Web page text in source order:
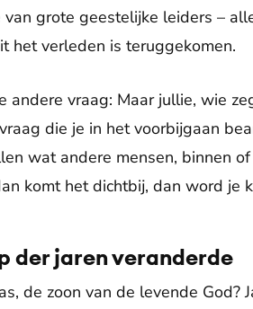
grote geestelijke leiders –
het verleden is teruggekomen.
andere vraag: Maar jullie, wie
die je in het voorbijgaan
wat andere mensen, binnen
komt het dichtbij, dan word je
der jaren veranderde
de zoon van de levende God?